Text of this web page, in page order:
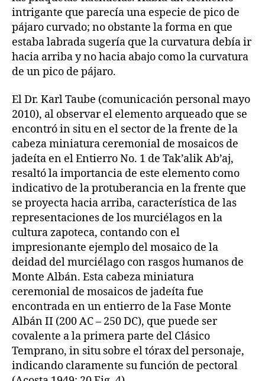
intrigante que parecía una especie de pico de
pájaro curvado; no obstante la forma en que
estaba labrada sugería que la curvatura debía ir
hacia arriba y no hacia abajo como la curvatura
de un pico de pájaro.
El Dr. Karl Taube (comunicación personal mayo
2010), al observar el elemento arqueado que se
encontró in situ en el sector de la frente de la
cabeza miniatura ceremonial de mosaicos de
jadeíta en el Entierro No. 1 de Tak’alik Ab’aj,
resaltó la importancia de este elemento como
indicativo de la protuberancia en la frente que
se proyecta hacia arriba, característica de las
representaciones de los murciélagos en la
cultura zapoteca, contando con el
impresionante ejemplo del mosaico de la
deidad del murciélago con rasgos humanos de
Monte Albán. Esta cabeza miniatura
ceremonial de mosaicos de jadeíta fue
encontrada en un entierro de la Fase Monte
Albán II (200 AC – 250 DC), que puede ser
covalente a la primera parte del Clásico
Temprano, in situ sobre el tórax del personaje,
indicando claramente su función de pectoral